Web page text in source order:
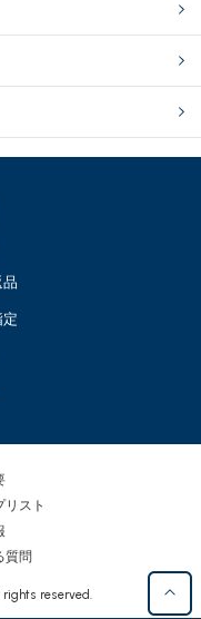
リスト
質問
rights reserved.